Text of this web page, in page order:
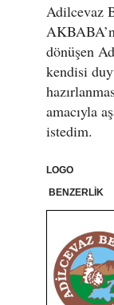
Adilcevaz
dönüşen
kendisi
amacıyla
istedim.
LOGO
BENZERLİK